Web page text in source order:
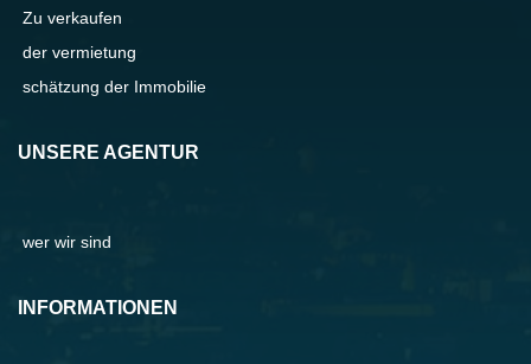
Zu verkaufen
der vermietung
schätzung der Immobilie
UNSERE AGENTUR
wer wir sind
INFORMATIONEN